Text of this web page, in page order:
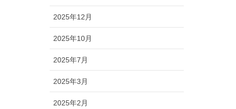
2025年12月
2025年10月
2025年7月
2025年3月
2025年2月